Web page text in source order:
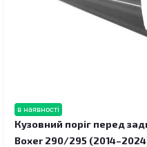
в наявності
Кузовний поріг перед
Boxer 290/295